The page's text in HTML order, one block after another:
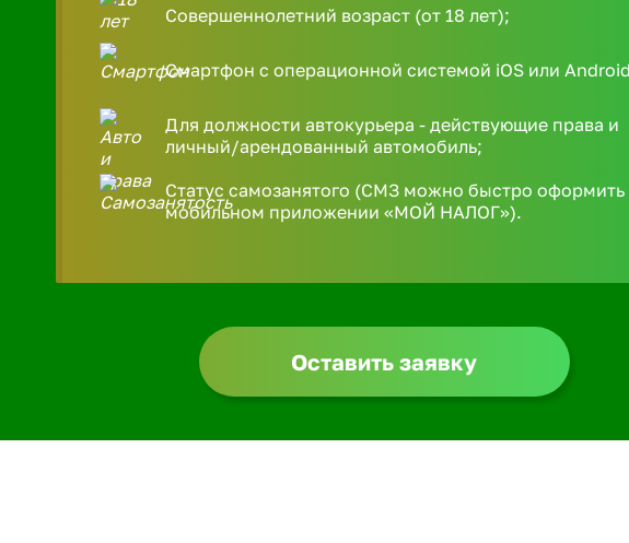
Совершеннолетний возраст (от 18 лет);
Смартфон с операционной системой iOS или
Для должности автокурьера - действующие права и
личный/арендованный автомобиль;
Статус самозанятого (СМЗ можно быстро оформить
мобильном приложении «МОЙ НАЛОГ»).
Оставить заявку